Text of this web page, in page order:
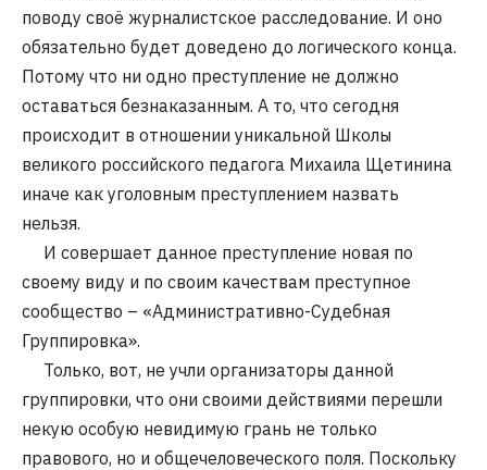
поводу своё журналистское расследование. И оно
обязательно будет доведено до логического конца.
Потому что ни одно преступление не должно
оставаться безнаказанным. А то, что сегодня
происходит в отношении уникальной Школы
великого российского педагога Михаила Щетинина
иначе как уголовным преступлением назвать
нельзя.
И совершает данное преступление новая по
своему виду и по своим качествам преступное
сообщество – «Административно-Судебная
Группировка».
Только, вот, не учли организаторы данной
группировки, что они своими действиями перешли
некую особую невидимую грань не только
правового, но и общечеловеческого поля. Поскольку